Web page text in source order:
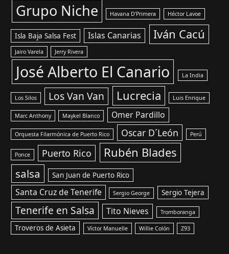
Grupo Niche Havana D’Primera Héctor Lavoe
Isla Baja Salsa Fest Islas Canarias Iván Cacú
Jairo Varela Jerry Rivera
José Alberto El Canario La India
Los Silos Los Van Van Lucrecia Luis Enrique
Marc Anthony Maykel Blanco Omer Pardillo
Orquesta Filarmónica de Puerto Rico Oscar D´León Perú
Ponce Puerto Rico Rubén Blades
salsa San Juan de Puerto Rico
Santa Cruz de Tenerife Sergio George Sergio Tejera
Tenerife en Salsa Tito Nieves Tromboranga
Troveros de Asieta Víctor Manuelle Willie Colón Z93